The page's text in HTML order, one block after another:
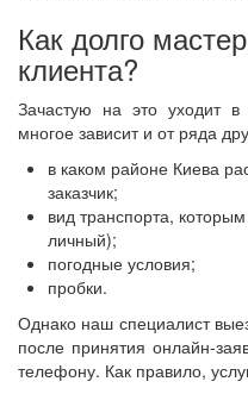
Как долго
клиента?
Зачастую на это уходит
многое зависит и от ряда
в каком районе Киева
заказчик;
вид транспорта,
личный);
погодные условия;
пробки.
Однако наш специалист
после принятия онлайн-
телефону. Как правило,